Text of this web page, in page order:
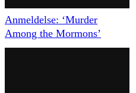
Anmeldelse: ‘Murder
Among the Mormons’